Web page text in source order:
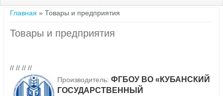
Вы здесь
Главная » Товары и предприятия
Товары и предприятия
// // // //
Производитель: ФГБОУ ВО «КУБАНСКИЙ
ГОСУДАРСТВЕННЫЙ